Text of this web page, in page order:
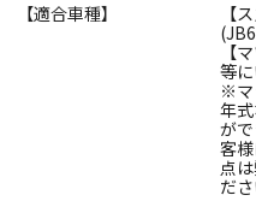
【適合車種】
【
【
等
※マ
年
が
客
点
ださ